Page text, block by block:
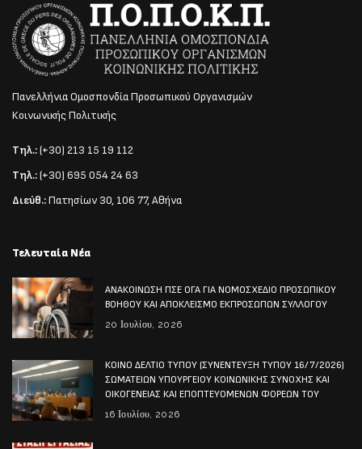
Πανελλήνια Ομοσπονδία Προσωπικού Οργανισμών
Κοινωνικής Πολιτικής
Τηλ.:(+30) 213 15 19 112
Τηλ.:(+30) 695 054 24 63
Διεύθ.:Πατησίων 30, 106 77, Αθήνα
Τελευταία Νέα
ΑΝΑΚΟΙΝΩΣΗ ΠΣΕ ΟΓΑ ΓΙΑ ΝΟΜΟΣΧΕΔΙΟ ΠΡΟΣΩΠΙΚΟΥ
ΒΟΗΘΟΥ ΚΑΙ ΑΠΟΚΛΕΙΣΜΟ ΕΚΠΡΟΣΩΠΩΝ ΣΥΛΛΟΓΟΥ
20 Ιουλίου, 2026
ΚΟΙΝΟ ΔΕΛΤΙΟ ΤΥΠΟΥ (ΣΥΝΕΝΤΕΥΞΗ ΤΥΠΟΥ 16/7/2026)
ΣΩΜΑΤΕΙΩΝ ΥΠΟΥΡΓΕΙΟΥ ΚΟΙΝΩΝΙΚΗΣ ΣΥΝΟΧΗΣ ΚΑΙ
ΟΙΚΟΓΕΝΕΙΑΣ ΚΑΙ ΕΠΟΠΤΕΥΟΜΕΝΩΝ ΦΟΡΕΩΝ ΤΟΥ
16 Ιουλίου, 2026